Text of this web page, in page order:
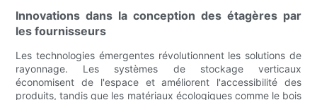
Innovations dans la conception des étagères par
les fournisseurs
Les technologies émergentes révolutionnent les solutions de
rayonnage. Les systèmes de stockage verticaux
économisent de l'espace et améliorent l'accessibilité des
produits, tandis que les matériaux écologiques comme le bois